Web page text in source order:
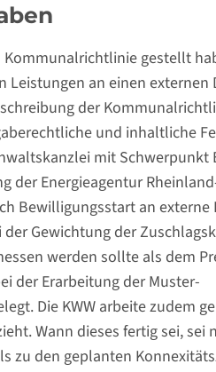
gestellt
Leistungen an einen externen
der
und inhaltliche
mit Schwerpunkt
der Energieagentur
Bewilligungsstart an
Gewichtung der
werden sollte als dem
der Erarbeitung der Muster-
Die KWW arbeite zudem
Wann dieses fertig sei, sei
zu den geplanten